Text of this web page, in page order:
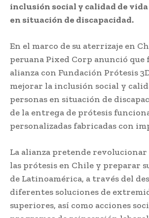
inclusión social y calidad de
en situación de discapacidad.
En el marco de su aterrizaje en
peruana Pixed Corp anunció que
alianza con Fundación Prótesis
mejorar la inclusión social y
personas en situación de
de la entrega de prótesis
personalizadas fabricadas con
La alianza pretende revolucionar
las prótesis en Chile y preparar
de Latinoamérica, a través del
diferentes soluciones de
superiores, así como acciones